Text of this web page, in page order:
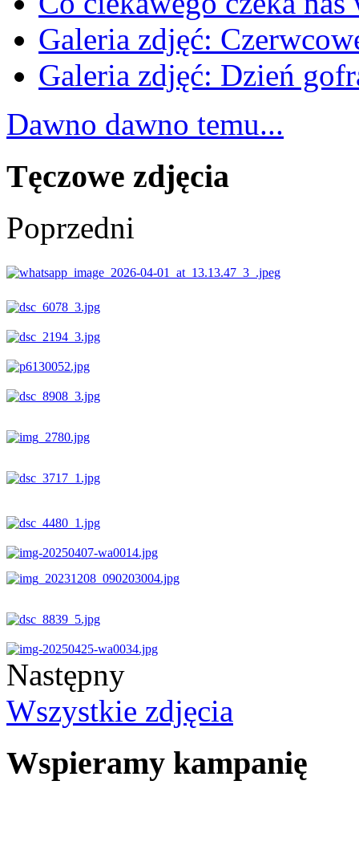
Galeria zdjęć:
Galeria zdjęć: Dzień
Dawno dawno temu...
Tęczowe zdjęcia
Poprzedni
Następny
Wszystkie zdjęcia
Wspieramy kampanię